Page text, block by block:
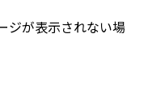
ジが表示されない場